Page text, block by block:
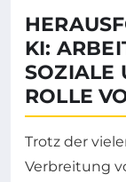
KI:
SOZIALE
ROLLE
Trotz der
Verbreitung